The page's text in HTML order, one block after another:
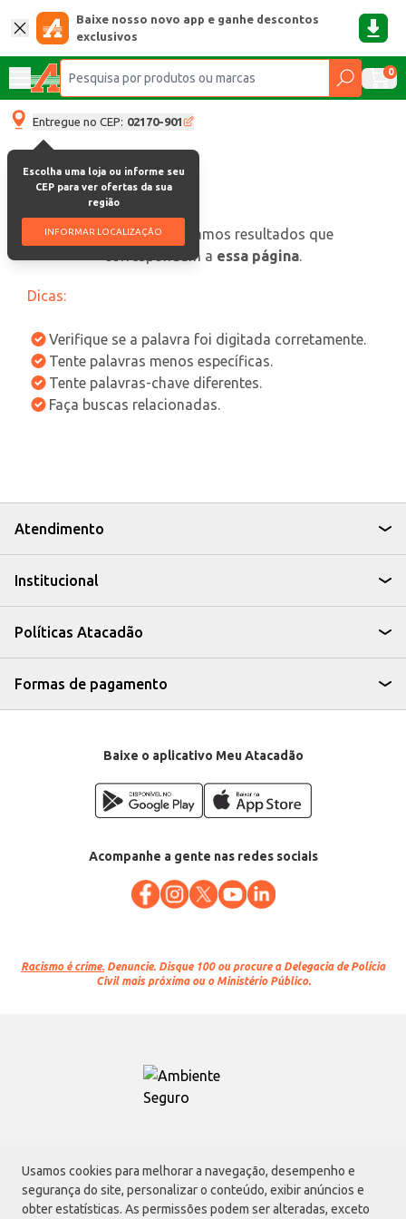
Usamos cookies para melhorar a navegação, desempenho e
segurança do site, personalizar o conteúdo, exibir anúncios e
obter estatísticas. As permissões podem ser alteradas, exceto
Baixe nosso novo app e ganhe descontos
exclusivos
0
Entregue no CEP: 02170-901
Escolha uma loja ou informe seu
CEP para ver ofertas da sua
região
INFORMAR LOCALIZAÇÃO
oops, não encontramos resultados que
correspondam a essa página.
Dicas:
Verifique se a palavra foi digitada corretamente.
Tente palavras menos específicas.
Tente palavras-chave diferentes.
Faça buscas relacionadas.
Atendimento
Institucional
Políticas Atacadão
Formas de pagamento
Baixe o aplicativo Meu Atacadão
Acompanhe a gente nas redes sociais
Racismo é crime. Denuncie. Disque 100 ou procure a Delegacia de Polícia
Civil mais próxima ou o Ministério Público.
Atacadão S.A.
Avenida Morvan Dias de Figueiredo, 6169, Vila Maria, São Paulo - SP | CEP
02170-901 | CNPJ: 75.315.333/0001-09